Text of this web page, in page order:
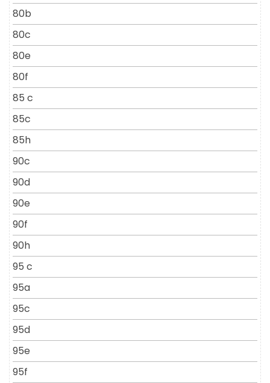
80b
80c
80e
80f
85 c
85c
85h
90c
90d
90e
90f
90h
95 c
95a
95c
95d
95e
95f